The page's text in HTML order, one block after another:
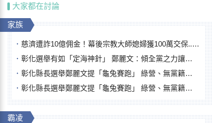
大家都在討論
家族
慈濟遭詐10億佣金！幕後宗教大師媳婦獲100萬交保...快步奔離不發一語
彰化選舉有如「定海神針」 鄭麗文：傾全黨之力讓彰化贏
彰化縣長選舉鄭麗文提「龜兔賽跑」 綠營、無黨籍忙否認是烏龜
彰化縣長選舉鄭麗文提「龜兔賽跑」 綠營、無黨籍忙否認是烏龜
霸凌